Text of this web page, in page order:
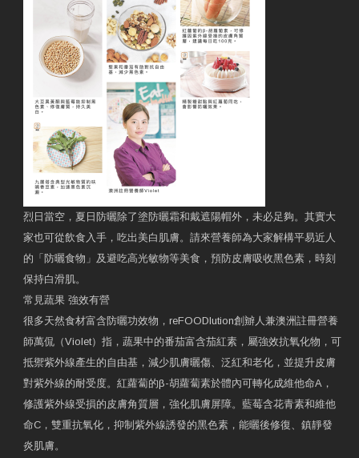
烈日當空，夏日防曬除了塗防曬霜和戴遮陽帽外，未必足夠。其實大
家也可從飲食入手，吃出美白肌膚。請來營養師為大家解構平易近人
的「防曬食物」及避吃高光敏物等美食，預防皮膚吸收黑色素，時刻
保持白滑肌。
常見蔬果 強效有營
很多天然食材富含防曬功效物，reFOODlution創辧人兼澳洲註冊營養
師萬侃（Violet）指，蔬果中的番茄富含茄紅素，屬強效抗氧化物，可
抵禦紫外線產生的自由基，減少肌膚曬傷、泛紅和老化，並提升皮膚
對紫外線的耐受度。紅蘿蔔的β-胡蘿蔔素於體內可轉化成維他命A，
修護紫外線受損的皮膚角質層，強化肌膚屏障。藍莓含花青素和維他
命C，雙重抗氧化，抑制紫外線誘發的黑色素，能曬後修復、鎮靜發
炎肌膚。